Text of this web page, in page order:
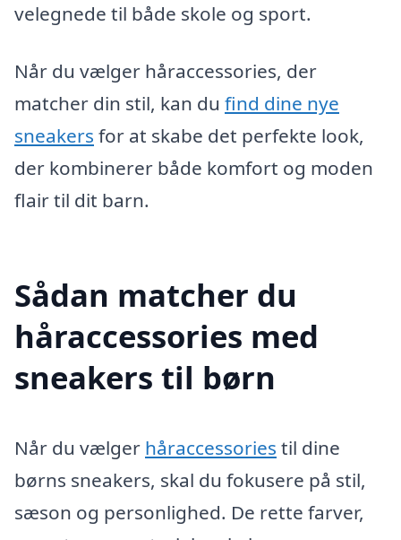
velegnede til både skole og sport.
Når du vælger håraccessories, der
matcher din stil, kan du find dine nye
sneakers for at skabe det perfekte look,
der kombinerer både komfort og moden
flair til dit barn.
Sådan matcher du
håraccessories med
sneakers til børn
Når du vælger håraccessories til dine
børns sneakers, skal du fokusere på stil,
sæson og personlighed. De rette farver,